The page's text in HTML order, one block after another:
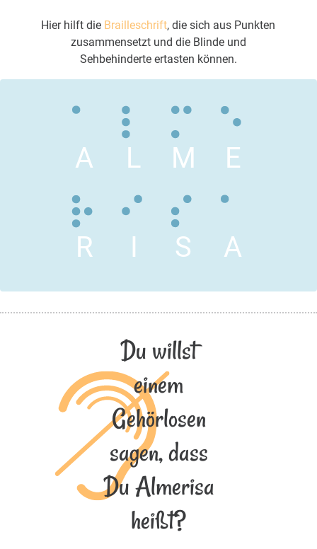
Hier hilft die Brailleschrift, die sich aus Punkten
zusammensetzt und die Blinde und
Sehbehinderte ertasten können.
A L M E
R I S A
Du willst
einem
Gehörlosen
sagen, dass
Du Almerisa
heißt?